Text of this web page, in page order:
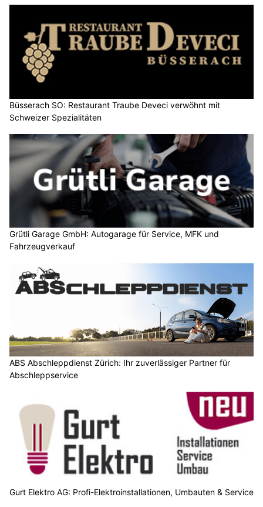
Büsserach SO: Restaurant Traube Deveci verwöhnt mit
Schweizer Spezialitäten
Grütli Garage GmbH: Autogarage für Service, MFK und
Fahrzeugverkauf
ABS Abschleppdienst Zürich: Ihr zuverlässiger Partner für
Abschleppservice
Gurt Elektro AG: Profi-Elektroinstallationen, Umbauten & Service